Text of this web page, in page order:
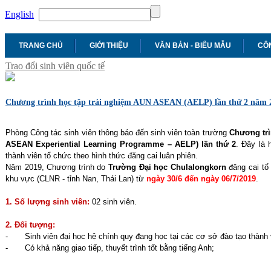
English
TRANG CHỦ GIỚI THIỆU VĂN BẢN - BIỂU MẪU
Trao đổi sinh viên quốc tế
Chương trình học tập trải nghiệm AUN ASEAN (AELP) lần thứ 2 năm
Phòng Công tác sinh viên thông báo đến sinh viên toàn trường Chương
ASEAN Experiential Learning Programme – AELP) lần thứ 2 . Đây là
thành viên tổ chức theo hình thức đăng cai luân phiên.
Năm 2019, Chương trình do Trường Đại học Chulalongkornđăng cai tổ
khu vực (CLNR - tỉnh Nan, Thái Lan) từ ngày 30/6 đến ngày 06/7/2019
1. Số lượng sinh viên: 02 sinh viên.
2. Đối tượng:
-
Sinh viên đại học hệ chính quy đang học tại các cơ sở đào tạo
-
Có khả năng giao tiếp, thuyết trình tốt bằng tiếng Anh;